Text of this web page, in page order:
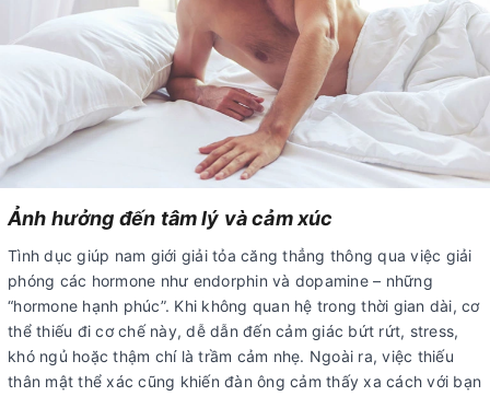
Ảnh hưởng đến tâm lý và cảm xúc
Tình dục giúp nam giới giải tỏa căng thẳng thông qua việc giải
phóng các hormone như endorphin và dopamine – những
“hormone hạnh phúc”. Khi không quan hệ trong thời gian dài, cơ
thể thiếu đi cơ chế này, dễ dẫn đến cảm giác bứt rứt, stress,
khó ngủ hoặc thậm chí là trầm cảm nhẹ. Ngoài ra, việc thiếu
thân mật thể xác cũng khiến đàn ông cảm thấy xa cách với bạn